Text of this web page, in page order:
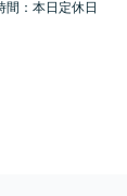
間：本日定休日